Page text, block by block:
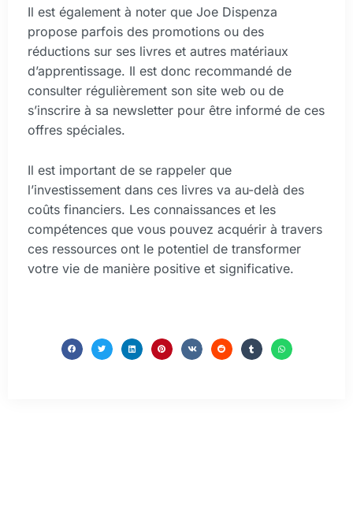
Il est également à noter que Joe Dispenza
propose parfois des promotions ou des
réductions sur ses livres et autres matériaux
d’apprentissage. Il est donc recommandé de
consulter régulièrement son site web ou de
s’inscrire à sa newsletter pour être informé de ces
offres spéciales.
Il est important de se rappeler que
l’investissement dans ces livres va au-delà des
coûts financiers. Les connaissances et les
compétences que vous pouvez acquérir à travers
ces ressources ont le potentiel de transformer
votre vie de manière positive et significative.